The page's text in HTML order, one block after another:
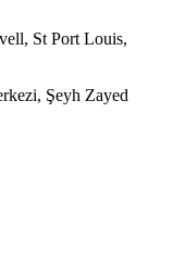
St Port Louis,
Şeyh Zayed